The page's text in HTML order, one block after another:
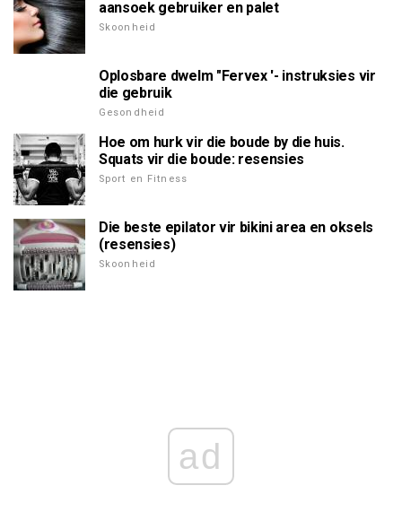
aansoek gebruiker en palet
Skoonheid
Oplosbare dwelm "Fervex '- instruksies vir
die gebruik
Gesondheid
Hoe om hurk vir die boude by die huis.
Squats vir die boude: resensies
Sport en Fitness
Die beste epilator vir bikini area en oksels
(resensies)
Skoonheid
ad